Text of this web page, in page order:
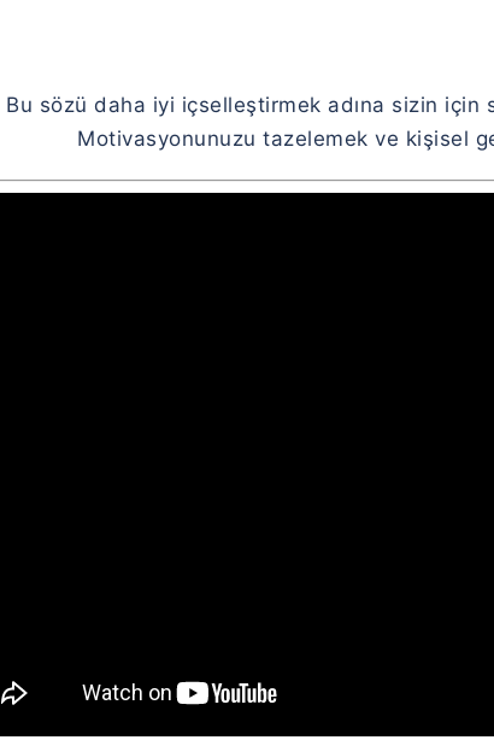
Bu sözü daha iyi içselleştirmek adına sizin için
Motivasyonunuzu tazelemek ve kişisel